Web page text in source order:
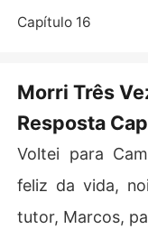
nto como uma
querida.
Quando denunciei,
em casa.
Seu desprezo
Destruída pela
Capítulo 16
Morri Três
Resposta
Voltei para
feliz da vida,
tutor, Marcos,